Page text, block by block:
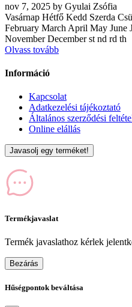
nov 7, 2025 by Gyulai Zsófia
Vasárnap Hétfő Kedd Szerda
February March April May June
November December st nd rd th
Olvass tovább
Információ
Kapcsolat
Adatkezelési tájékoztató
Általános szerződési
Online elállás
Javasolj egy terméket!
Termékjavaslat
Termék javaslathoz kérlek
Bezárás
Hűségpontok beváltása